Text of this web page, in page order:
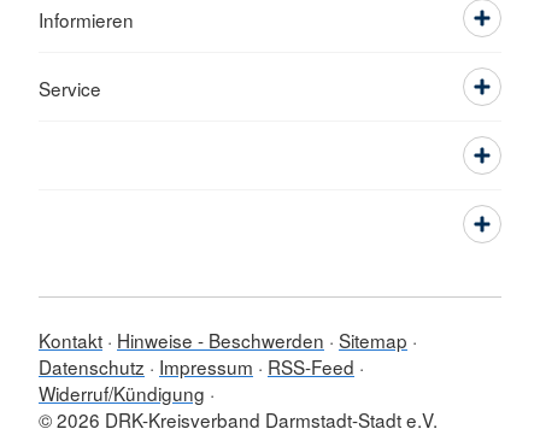
Informieren
Service
Kontakt Hinweise - Beschwerden Sitemap
Datenschutz
Impressum
RSS-Feed
Widerruf/Kündigung
© 2026 DRK-Kreisverband Darmstadt-Stadt e.V.